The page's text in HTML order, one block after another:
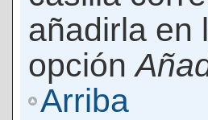
añadirla en
opción
Arriba